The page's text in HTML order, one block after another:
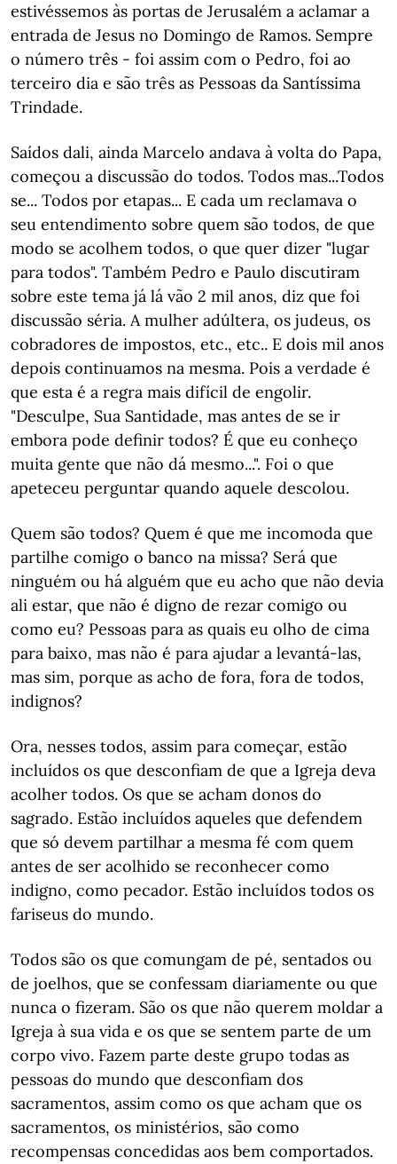
estivéssemos às portas de Jerusalém a aclamar a
entrada de Jesus no Domingo de Ramos. Sempre
o número três - foi assim com o Pedro, foi ao
terceiro dia e são três as Pessoas da Santíssima
Trindade.
Saídos dali, ainda Marcelo andava à volta do Papa,
começou a discussão do todos. Todos mas...Todos
se... Todos por etapas... E cada um reclamava o
seu entendimento sobre quem são todos, de que
modo se acolhem todos, o que quer dizer "lugar
para todos". Também Pedro e Paulo discutiram
sobre este tema já lá vão 2 mil anos, diz que foi
discussão séria. A mulher adúltera, os judeus, os
cobradores de impostos, etc., etc.. E dois mil anos
depois continuamos na mesma. Pois a verdade é
que esta é a regra mais difícil de engolir.
"Desculpe, Sua Santidade, mas antes de se ir
embora pode definir todos? É que eu conheço
muita gente que não dá mesmo...". Foi o que
apeteceu perguntar quando aquele descolou.
Quem são todos? Quem é que me incomoda que
partilhe comigo o banco na missa? Será que
ninguém ou há alguém que eu acho que não devia
ali estar, que não é digno de rezar comigo ou
como eu? Pessoas para as quais eu olho de cima
para baixo, mas não é para ajudar a levantá-las,
mas sim, porque as acho de fora, fora de todos,
indignos?
Ora, nesses todos, assim para começar, estão
incluídos os que desconfiam de que a Igreja deva
acolher todos. Os que se acham donos do
sagrado. Estão incluídos aqueles que defendem
que só devem partilhar a mesma fé com quem
antes de ser acolhido se reconhecer como
indigno, como pecador. Estão incluídos todos os
fariseus do mundo.
Todos são os que comungam de pé, sentados ou
de joelhos, que se confessam diariamente ou que
nunca o fizeram. São os que não querem moldar a
Igreja à sua vida e os que se sentem parte de um
corpo vivo. Fazem parte deste grupo todas as
pessoas do mundo que desconfiam dos
sacramentos, assim como os que acham que os
sacramentos, os ministérios, são como
recompensas concedidas aos bem comportados.